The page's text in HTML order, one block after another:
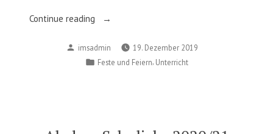
Continue reading
„Tolle
Adventfeier
in
Posted
imsadmin
19. Dezember 2019
Posted
Feste und Feiern, Unterricht